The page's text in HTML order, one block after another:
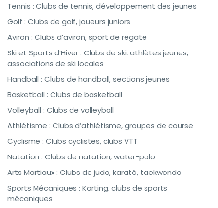
Tennis : Clubs de tennis, développement des jeunes
Golf : Clubs de golf, joueurs juniors
Aviron : Clubs d’aviron, sport de régate
Ski et Sports d’Hiver : Clubs de ski, athlètes jeunes,
associations de ski locales
Handball : Clubs de handball, sections jeunes
Basketball : Clubs de basketball
Volleyball : Clubs de volleyball
Athlétisme : Clubs d’athlétisme, groupes de course
Cyclisme : Clubs cyclistes, clubs VTT
Natation : Clubs de natation, water-polo
Arts Martiaux : Clubs de judo, karaté, taekwondo
Sports Mécaniques : Karting, clubs de sports
mécaniques